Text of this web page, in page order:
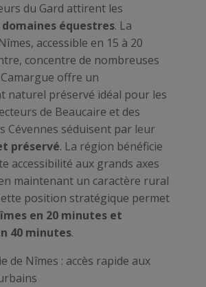
du Gard attirent les
domaines équestres. La
accessible en 15 à 20
concentre de nombreuses
offre un
naturel préservé idéal pour les
de Beaucaire et des
Cévennes séduisent par leur
préservé. La région bénéficie
accessibilité aux grands axes
maintenant un caractère rural
position stratégique permet
en 20 minutes et
40 minutes.
de Nîmes : accès rapide aux